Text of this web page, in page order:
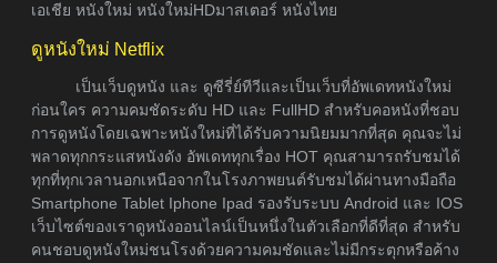
เอเชีย หนังใหม่ หนังใหม่HDมาสเตอร์ หนังไทย
ดูหนังใหม่ Netflix
เป็นเว็บดูหนัง และ ดูซีรี่ย์ทีวีและเป็นเว็บที่อัพเดทหนังใหม่
ก่อนใคร ความคมชัดระดับ HD และ FullHD สำหรับคอหนังที่ชอบ
การดูหนังโดยเฉพาะหนังใหม่ที่ได้รับความนิยมมากที่สุด คุณจะไม่
พลาดทุกกระแสหนังดัง อัพเดททุกเรื่อง HOT คุณสามารถรับชมได้
ทุกที่ทุกเวลานอกเหนือจากในโรงภาพยนต์รับชมได้ผ่านทางมือถือ
Smartphone Tablet Iphone Ipad รองรับระบบ Android และ IOS
เว็บไซต์ของเราดูหนังออนไลน์เป็นหนึ่งในตัวเลือกที่ดีที่สุด สำหรับ
คนชอบดูหนังใหม่ชนโรงด้วยความคมชัดและไม่มีกระตุกหรือค้าง